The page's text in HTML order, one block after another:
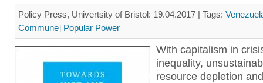
Policy Press, Univertsity of Bristol: 19.04.2017 | Tags:
Commune Popular Power
With capitalism in
inequality,
resource depletion